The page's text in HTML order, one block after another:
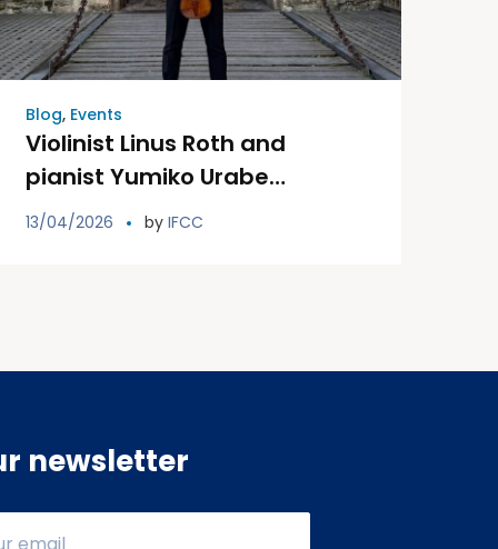
Blog, Events
Violinist Linus Roth and
pianist Yumiko Urabe
celebrate a charity concert in
13/04/2026 by IFCC
newsletter